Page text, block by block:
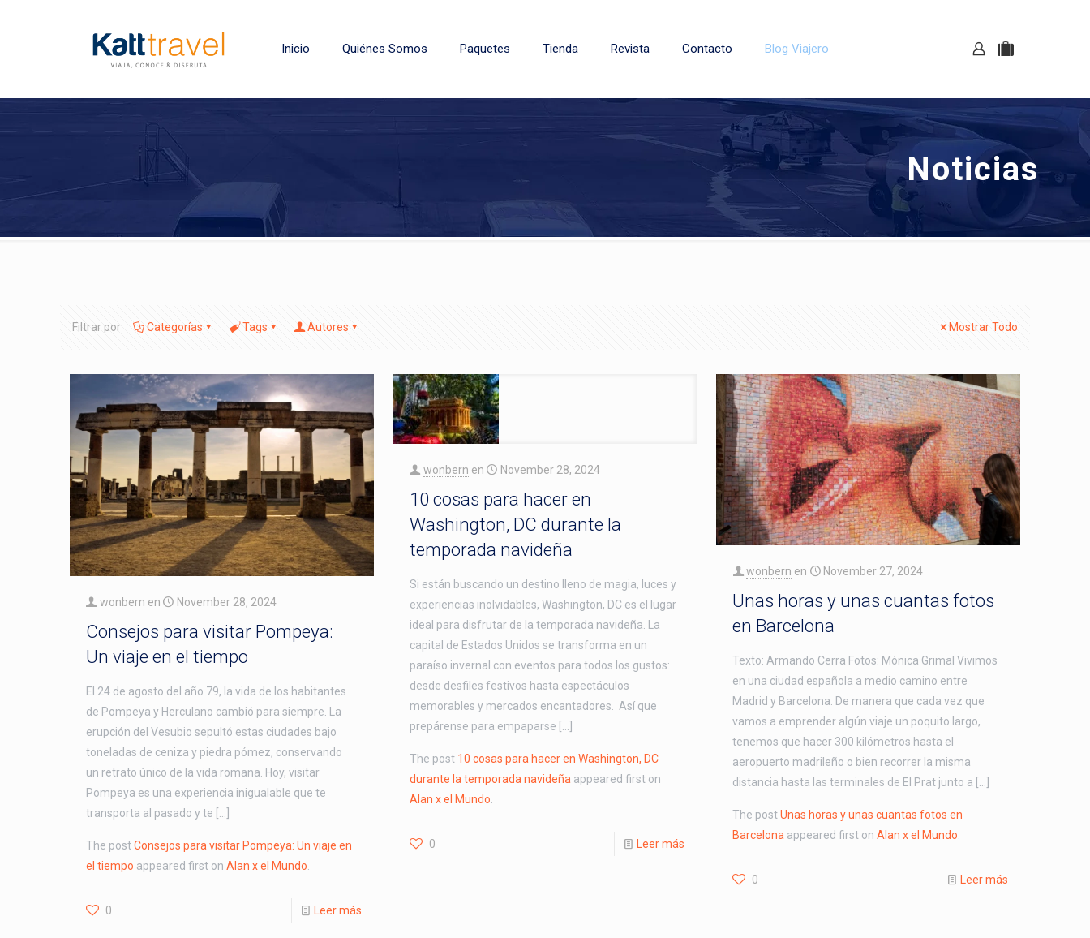
Inicio Quiénes Somos Paquetes Tienda Revista Contacto Blog Viajero
Noticias
Filtrar por Categorías Tags Autores Mostrar Todo
wonbern en November 28, 2024
Consejos para visitar Pompeya:
Un viaje en el tiempo
El 24 de agosto del año 79, la vida de los habitantes
de Pompeya y Herculano cambió para siempre. La
erupción del Vesubio sepultó estas ciudades bajo
toneladas de ceniza y piedra pómez, conservando
un retrato único de la vida romana. Hoy, visitar
Pompeya es una experiencia inigualable que te
transporta al pasado y te […]
The postConsejos para visitar Pompeya: Un viaje en
el tiempo appeared first on Alan x el Mundo
0 Leer más
wonbern en November 28, 2024
10 cosas para hacer en
Washington, DC durante la
temporada navideña
Si están buscando un destino lleno de magia, luces y
experiencias inolvidables, Washington, DC es el lugar
ideal para disfrutar de la temporada navideña. La
capital de Estados Unidos se transforma en un
paraíso invernal con eventos para todos los gustos:
desde desfiles festivos hasta espectáculos
memorables y mercados encantadores. Así que
prepárense para empaparse […]
The post 10 cosas para hacer en Washington, DC
durante la temporada navideña appeared first on
Alan x el Mundo
0 Leer más
wonbern en November 27, 2024
Unas horas y unas cuantas fotos
en Barcelona
Texto: Armando Cerra Fotos: Mónica Grimal Vivimos
en una ciudad española a medio camino entre
Madrid y Barcelona. De manera que cada vez que
vamos a emprender algún viaje un poquito largo,
tenemos que hacer 300 kilómetros hasta el
aeropuerto madrileño o bien recorrer la misma
distancia hasta las terminales de El Prat junto a […]
The postUnas horas y unas cuantas fotos en
Barcelona appeared first onAlan x el Mundo
0 Leer más